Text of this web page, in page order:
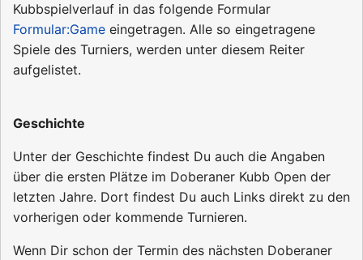
Kubbspielverlauf in das folgende Formular
Formular:Game eingetragen. Alle so eingetragene
Spiele des Turniers, werden unter diesem Reiter
aufgelistet.
Geschichte
Unter der Geschichte findest Du auch die Angaben
über die ersten Plätze im Doberaner Kubb Open der
letzten Jahre. Dort findest Du auch Links direkt zu den
vorherigen oder kommende Turnieren.
Wenn Dir schon der Termin des nächsten Doberaner